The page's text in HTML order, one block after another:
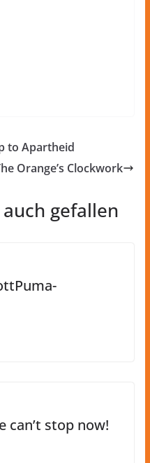
to Apartheid
Orange’s Clockwork
gefallen
can’t stop now!